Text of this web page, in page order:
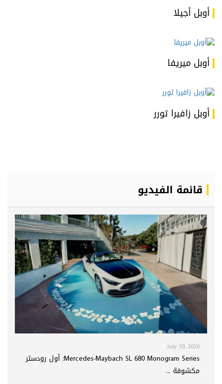
أوبل أجيلا
أوبل ميريفا
أوبل زافيرا تورر
قائمة الفيديو
July 30, 2026
Mercedes-Maybach SL 680 Monogram Series: أول رودستر
مكشوفة ...